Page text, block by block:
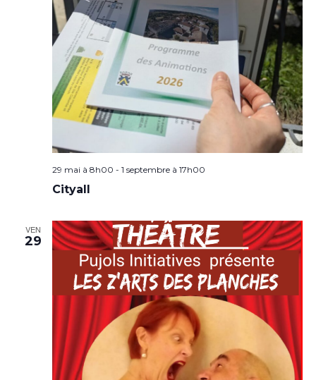
29 mai à 8h00 - 1 septembre à 17h00
Cityall
VEN
29